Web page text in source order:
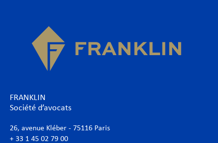
FRANKLIN
Société d’avocats
26, avenue Kléber - 75116 Paris
+ 33 1 45 02 79 00